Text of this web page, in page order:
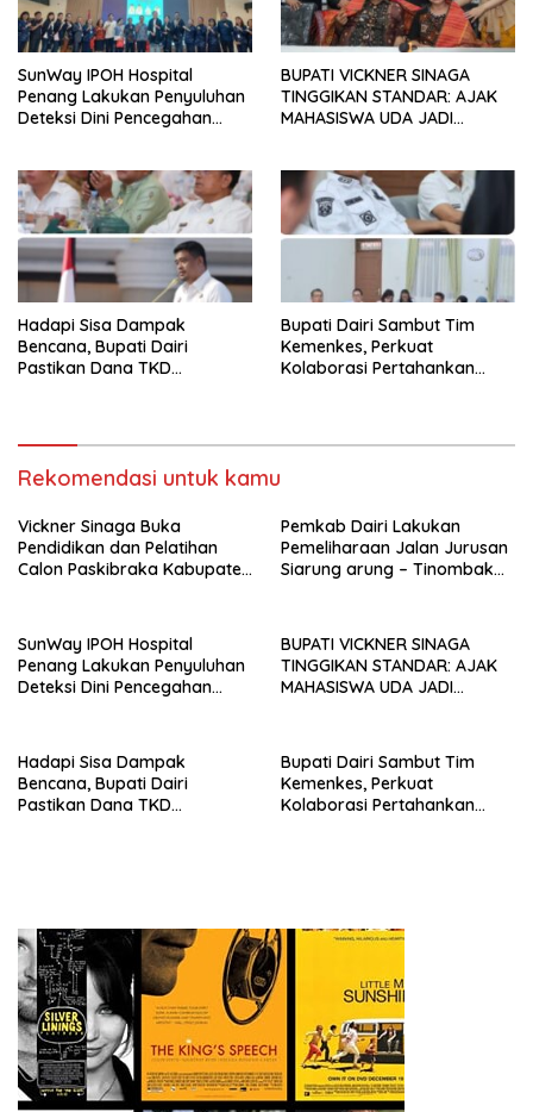
SunWay IPOH Hospital
Penang Lakukan Penyuluhan
Deteksi Dini Pencegahan
BUPATI VICKNER SINAGA
TINGGIKAN STANDAR: AJAK
MAHASISWA UDA JADI
LUNTUR ZAMAN
Hadapi Sisa Dampak
Bencana, Bupati Dairi
Pastikan Dana TKD
Bupati Dairi Sambut Tim
Kemenkes, Perkuat
Kolaborasi Pertahankan
Rekomendasi untuk kamu
Vickner Sinaga Buka
Pendidikan dan Pelatihan
Calon Paskibraka Kabupaten
Pemkab Dairi Lakukan
Pemeliharaan Jalan Jurusan
Siarung arung – Tinombak
SunWay IPOH Hospital
Penang Lakukan Penyuluhan
Deteksi Dini Pencegahan
BUPATI VICKNER SINAGA
TINGGIKAN STANDAR: AJAK
MAHASISWA UDA JADI
Hadapi Sisa Dampak
Bencana, Bupati Dairi
Pastikan Dana TKD
Bupati Dairi Sambut Tim
Kemenkes, Perkuat
Kolaborasi Pertahankan